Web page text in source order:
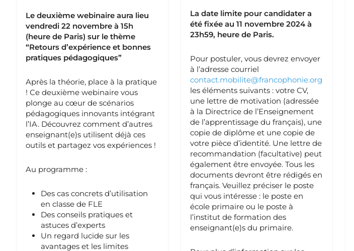
Le deuxième webinaire aura lieu
vendredi 22 novembre à 15h
(heure de Paris) sur le thème
“Retours d’expérience et bonnes
pratiques pédagogiques”
Après la théorie, place à la pratique
! Ce deuxième webinaire vous
plonge au cœur de scénarios
pédagogiques innovants intégrant
l’IA. Découvrez comment d’autres
enseignant(e)s utilisent déjà ces
outils et partagez vos expériences !
Au programme :
Des cas concrets d’utilisation
en classe de FLE
Des conseils pratiques et
astuces d’experts
Un regard lucide sur les
avantages et les limites
La date limite pour candidater a
été fixée au 11 novembre 2024 à
23h59, heure de Paris.
Pour postuler, vous devrez envoyer
à l’adresse courriel
contact.mobilite@francophonie.org
les éléments suivants : votre CV,
une lettre de motivation (adressée
à la Directrice de l’Enseignement
de l’apprentissage du français), une
copie de diplôme et une copie de
votre pièce d’identité. Une lettre de
recommandation (facultative) peut
également être envoyée. Tous les
documents devront être rédigés en
français. Veuillez préciser le poste
qui vous intéresse : le poste en
école primaire ou le poste à
l’institut de formation des
enseignant(e)s du primaire.